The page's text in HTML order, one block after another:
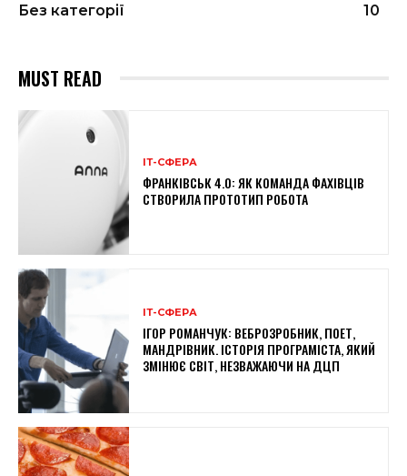
Без категорії
10
MUST READ
ІТ-СФЕРА
ФРАНКІВСЬК 4.0: ЯК КОМАНДА ФАХІВЦІВ
СТВОРИЛА ПРОТОТИП РОБОТА
ІТ-СФЕРА
ІГОР РОМАНЧУК: ВЕБРОЗРОБНИК, ПОЕТ,
МАНДРІВНИК. ІСТОРІЯ ПРОГРАМІСТА, ЯКИЙ
ЗМІНЮЄ СВІТ, НЕЗВАЖАЮЧИ НА ДЦП